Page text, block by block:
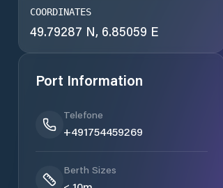
COORDINATES
49.79287 N, 6.85059 E
Port Information
Telefone
+491754459269
Berth Sizes